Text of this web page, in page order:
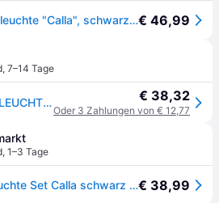
PAULMANN LED Einbauleuchte "Calla", schwarz, 3, Ø 9cm, 3 Stk., Leuchten, LED-Modul, Deckenmontage, LED Einbauleuchte€ 46,99
, 7–14 Tage
Paulmann LED-DECKENLEUCHTE Schwarz xxxlutz.at € 38,32
Oder 3 Zahlungen von € 12,77
, 1–3 Tage
Paulmann LED Einbauleuchte Set Calla schwarz matt schwenkbar Ø 9 cm - Weiß€ 38,99